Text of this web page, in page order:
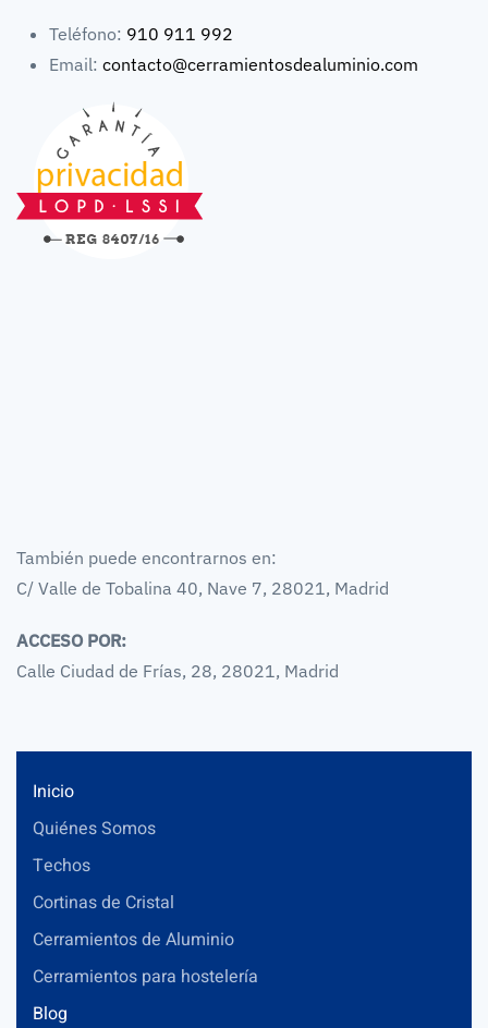
Teléfono: 910 911 992
Email: contacto@cerramientosdealuminio.com
También puede encontrarnos en:
C/ Valle de Tobalina 40, Nave 7, 28021, Madrid
ACCESO POR:
Calle Ciudad de Frías, 28, 28021, Madrid
Inicio
Quiénes Somos
Techos
Cortinas de Cristal
Cerramientos de Aluminio
Cerramientos para hostelería
Blog